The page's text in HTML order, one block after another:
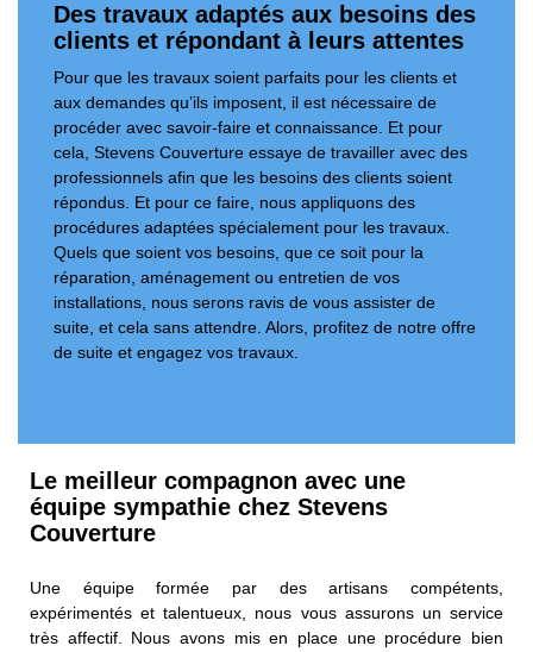
Des travaux adaptés aux besoins des
clients et répondant à leurs attentes
Pour que les travaux soient parfaits pour les clients et
aux demandes qu’ils imposent, il est nécessaire de
procéder avec savoir-faire et connaissance. Et pour
cela, Stevens Couverture essaye de travailler avec des
professionnels afin que les besoins des clients soient
répondus. Et pour ce faire, nous appliquons des
procédures adaptées spécialement pour les travaux.
Quels que soient vos besoins, que ce soit pour la
réparation, aménagement ou entretien de vos
installations, nous serons ravis de vous assister de
suite, et cela sans attendre. Alors, profitez de notre offre
de suite et engagez vos travaux.
Le meilleur compagnon avec une
équipe sympathie chez Stevens
Couverture
Une équipe formée par des artisans compétents,
expérimentés et talentueux, nous vous assurons un service
très affectif. Nous avons mis en place une procédure bien